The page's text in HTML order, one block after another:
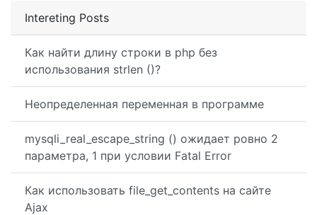
Intereting Posts
Как найти длину строки в php без
использования strlen ()?
Неопределенная переменная в программе
mysqli_real_escape_string () ожидает ровно 2
параметра, 1 при условии Fatal Error
Как использовать file_get_contents на сайте
Ajax